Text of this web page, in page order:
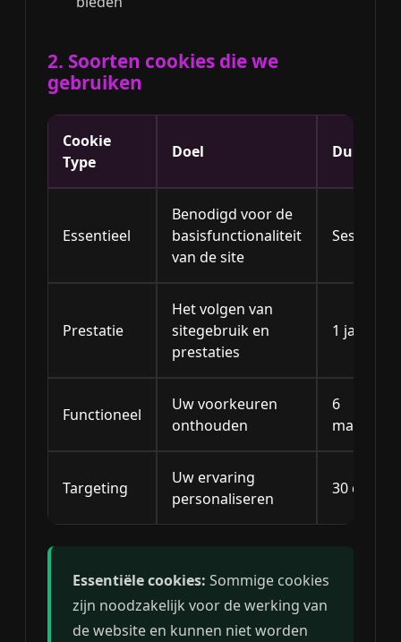
2. Soorten cookies die we
gebruiken
Cookie
Type
Doel Duur
Essentieel
Benodigd voor de
basisfunctionaliteit
van de site
Sessie
Prestatie
Het volgen van
sitegebruik en
prestaties
1 jaar
Functioneel
Uw voorkeuren
onthouden
6
maanden
Targeting
Uw ervaring
personaliseren
30 dagen
Essentiële cookies: Sommige cookies
zijn noodzakelijk voor de werking van
de website en kunnen niet worden